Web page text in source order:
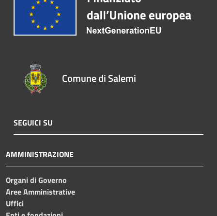
Comune di Salemi
SEGUICI SU
AMMINISTRAZIONE
Organi di Governo
Aree Amministrative
Uffici